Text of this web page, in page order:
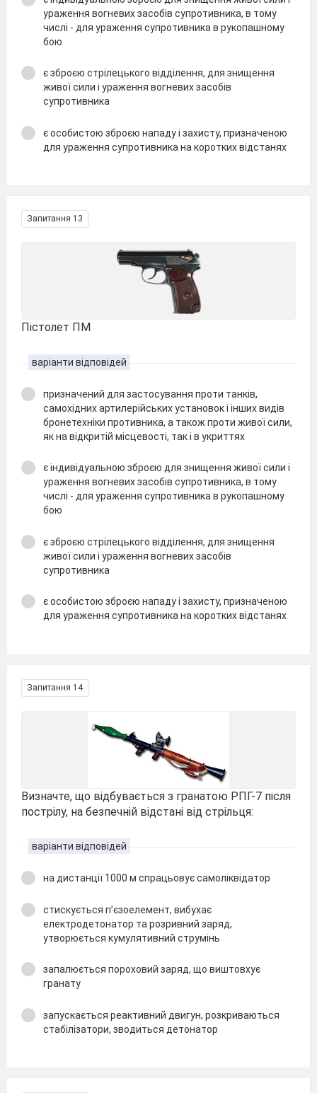
ураження вогневих засобів супротивника, в тому
числі - для ураження супротивника в рукопашному
бою
є зброєю стрілецького відділення, для знищення
живої сили і ураження вогневих засобів
супротивника
є особистою зброєю нападу і захисту, призначеною
для ураження супротивника на коротких відстанях
Запитання 13
Пістолет ПМ
варіанти відповідей
призначений для застосування проти танків,
самохідних артилерійських установок і інших видів
бронетехніки противника, а також проти живої сили,
як на відкритій місцевості, так і в укриттях
є індивідуальною зброєю для знищення живої сили і
ураження вогневих засобів супротивника, в тому
числі - для ураження супротивника в рукопашному
бою
є зброєю стрілецького відділення, для знищення
живої сили і ураження вогневих засобів
супротивника
є особистою зброєю нападу і захисту, призначеною
для ураження супротивника на коротких відстанях
Запитання 14
Визначте, що відбувається з гранатою РПГ-7 після
пострілу, на безпечній відстані від стрільця:
варіанти відповідей
на дистанції 1000 м спрацьовує самоліквідатор
стискується п’єзоелемент, вибухає
електродетонатор та розривний заряд,
утворюється кумулятивний струмінь
запалюється пороховий заряд, що виштовхує
гранату
запускається реактивний двигун, розкриваються
стабілізатори, зводиться детонатор